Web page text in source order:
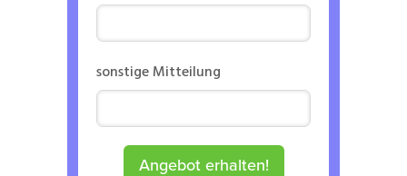
sonstige Mitteilung
Angebot erhalten!